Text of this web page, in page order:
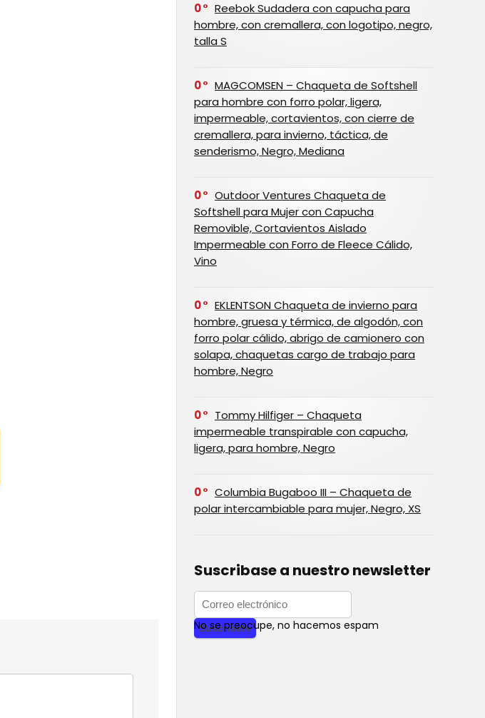
0
Reebok Sudadera con capucha para
hombre, con cremallera, con logotipo, negro,
talla S
0
MAGCOMSEN – Chaqueta de Softshell
para hombre con forro polar, ligera,
impermeable, cortavientos, con cierre de
cremallera, para invierno, táctica, de
senderismo, Negro, Mediana
0
Outdoor Ventures Chaqueta de
Softshell para Mujer con Capucha
Removible, Cortavientos Aislado
Impermeable con Forro de Fleece Cálido,
Vino
0
EKLENTSON Chaqueta de invierno para
hombre, gruesa y térmica, de algodón, con
forro polar cálido, abrigo de camionero con
solapa, chaquetas cargo de trabajo para
hombre, Negro
0
Tommy Hilfiger – Chaqueta
impermeable transpirable con capucha,
ligera, para hombre, Negro
0
Columbia Bugaboo III – Chaqueta de
polar intercambiable para mujer, Negro, XS
Suscribase a nuestro newsletter
No se preocupe, no hacemos espam